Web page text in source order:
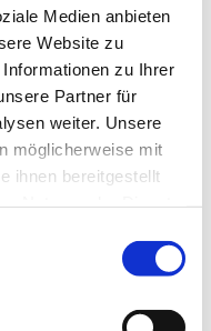
Medien anbieten
Website zu
zu Ihrer
Partner für
weiter. Unsere
möglicherweise mit
ihnen bereitgestellt
indem wir